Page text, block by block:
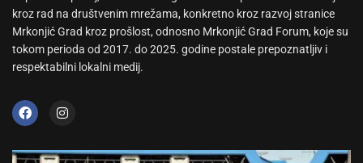
kroz rad na društvenim mrežama, konkretno kroz razvoj stranice
Mrkonjić Grad kroz prošlost, odnosno Mrkonjić Grad Forum, koje su
tokom perioda od 2017. do 2025. godine postale prepoznatljiv i
respektabilni lokalni medij.